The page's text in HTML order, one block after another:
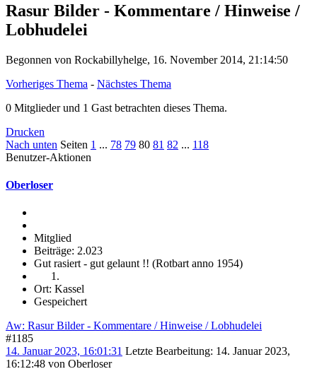
Rasur Bilder - Kommentare / Hinweise /
Lobhudelei
Begonnen von Rockabillyhelge, 16. November 2014, 21:14:50
Vorheriges Thema - Nächstes Thema
0 Mitglieder und 1 Gast betrachten dieses Thema.
Drucken
Nach unten Seiten 1 ... 78 79 80 81 82 ... 118
Benutzer-Aktionen
Oberloser
Mitglied
Beiträge: 2.023
Gut rasiert - gut gelaunt !! (Rotbart anno 1954)
Ort: Kassel
Gespeichert
Aw: Rasur Bilder - Kommentare / Hinweise / Lobhudelei
#1185
14. Januar 2023, 16:01:31 Letzte Bearbeitung: 14. Januar 2023,
16:12:48 von Oberloser